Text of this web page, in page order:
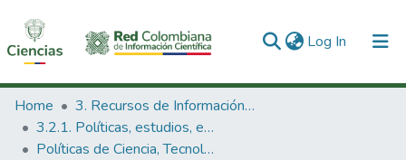
Log In (current)
Communities & Collections
All of DSpace
Home
3. Recursos de Información Científica y Tecnológica
3.2.1. Políticas, estudios, evaluaciones e indicadores de CTeI
Políticas de Ciencia, Tecnología e Innovación